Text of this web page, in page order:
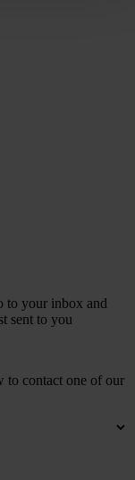
to your inbox and
sent to you
to contact one of our